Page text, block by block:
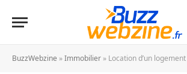
BuzzWebzine »Immobilier » Location d’un logement :